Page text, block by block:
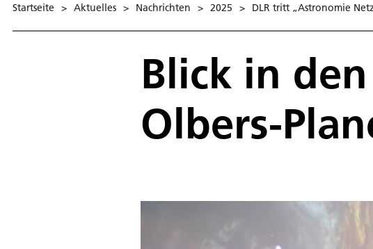
Startseite > Aktuelles > Nachrichten > 2025 > DLR tritt „Astronomie
Blick in
Olbers-